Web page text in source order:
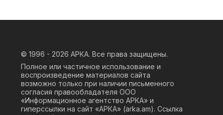
© 1996 - 2026 АРКА. Все права защищены.
Полное или частичное использование и
воспроизведение материалов сайта
возможно только при наличии письменного
согласия правообладателя ООО
«Информационное агентство АРКА» и
гиперссылки на сайт «АРКА» (arka.am). Ссылка